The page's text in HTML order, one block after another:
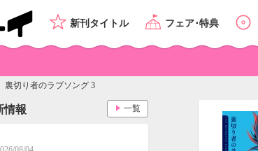
新刊タイトル フェア･特典
裏切り者のラブソング 3
情報 一覧